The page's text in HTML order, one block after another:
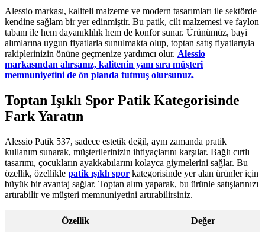
Alessio markası, kaliteli malzeme ve modern tasarımları ile sektörde
kendine sağlam bir yer edinmiştir. Bu patik, cilt malzemesi ve faylon
tabanı ile hem dayanıklılık hem de konfor sunar. Ürünümüz, bayi
alımlarına uygun fiyatlarla sunulmakta olup, toptan satış fiyatlarıyla
rakiplerinizin önüne geçmenize yardımcı olur. Alessio
markasından alırsanız, kalitenin yanı sıra müşteri
memnuniyetini de ön planda tutmuş olursunuz.
Toptan Işıklı Spor Patik Kategorisinde
Fark Yaratın
Alessio Patik 537, sadece estetik değil, aynı zamanda pratik
kullanım sunarak, müşterilerinizin ihtiyaçlarını karşılar. Bağlı cırtlı
tasarımı, çocukların ayakkabılarını kolayca giymelerini sağlar. Bu
özellik, özellikle patik ışıklı spor kategorisinde yer alan ürünler için
büyük bir avantaj sağlar. Toptan alım yaparak, bu ürünle satışlarınızı
artırabilir ve müşteri memnuniyetini artırabilirsiniz.
Özellik Değer